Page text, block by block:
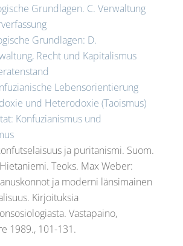
Grundlagen. C. Verwaltung
Grundlagen: D.
Recht und Kapitalismus
Lebensorientierung
und Heterodoxie (Taoismus)
Konfuzianismus und
ja puritanismi. Suom.
Teoks. Max Weber:
ja moderni länsimainen
Kirjoituksia
Vastapaino,
1989., 101-131.